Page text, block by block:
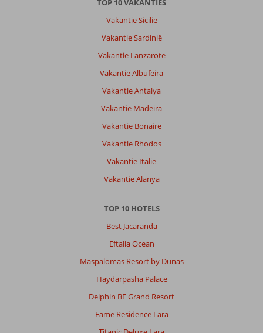
TOP 10 VAKANTIES
Vakantie Sicilië
Vakantie Sardinië
Vakantie Lanzarote
Vakantie Albufeira
Vakantie Antalya
Vakantie Madeira
Vakantie Bonaire
Vakantie Rhodos
Vakantie Italië
Vakantie Alanya
TOP 10 HOTELS
Best Jacaranda
Eftalia Ocean
Maspalomas Resort by Dunas
Haydarpasha Palace
Delphin BE Grand Resort
Fame Residence Lara